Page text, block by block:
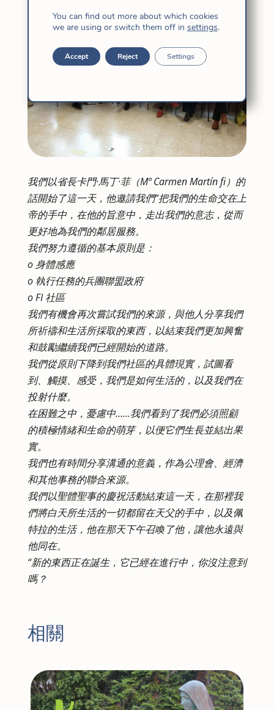
我們以省長卡門·馬丁·菲（Mª Carmen Martín fi）的
話開始了這一天，他邀請我們“把我們的生命交在上
帝的手中，在他的旨意中，走出我們的意志，從而
更好地為我們的鄰居服務。
我們努力遵循的基本原則是：
o 身體感應
o 執行任務的兵團聯盟政府
o FI 社區
我們有機會再次嘗試我們的來源，與他人分享我們
所祈禱和生活所採取的東西，以結束我們更加興奮
和鼓勵繼續我們已經開始的道路。
我們從原則下降到我們社區的具體現實，試圖看
到、觸摸、感受，我們是如何生活的，以及我們在
投射什麼。
在困難之中，憂慮中……我們看到了我們必須照顧
的積極情緒和生命的萌芽，以便它們生長並結出果
實。
我們也有時間分享溝通的意義，作為公理會、經濟
和其他事務的聯合來源。
我們以聖體聖事的慶祝活動結束這一天，在那裡我
們將白天所生活的一切都留在天父的手中，以及佩
特拉的生活，他在那天下午召喚了他，讓他永遠與
他同在。
“新的東西正在誕生，它已經在進行中，你沒注意到
嗎？
相關
You can find out more about which cookies
we are using or switch them off in settings.
Accept Reject Settings